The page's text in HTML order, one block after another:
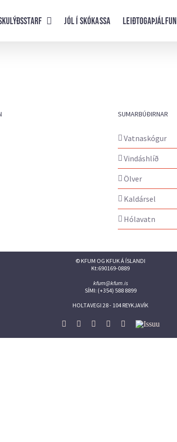
Jól í skókassa Leiðtogaþjálfun
SUMARBÚÐIRNAR
Vatnaskógur
Vindáshlíð
Ölver
Kaldársel
Hólavatn
© KFUM OG KFUK Á ÍSLANDI
Kt:690169-0889
kfum@kfum.is
SÍMI: (+354) 588 8899
HOLTAVEGI 28 - 104 REYKJAVÍK
Facebook
TwitterInstagram
Flickr YouTube
Issuu